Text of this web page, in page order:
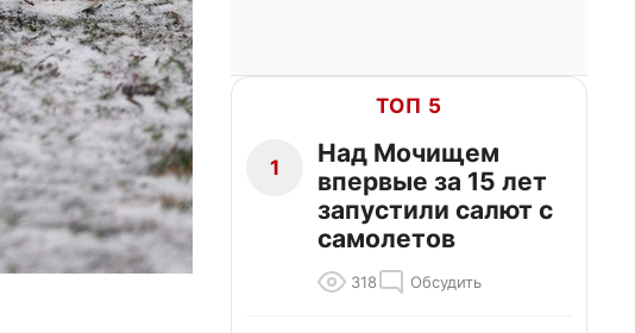
ТОП 5
1
Над Мочищем
впервые за 15 лет
запустили салют с
самолетов
318 Обсудить